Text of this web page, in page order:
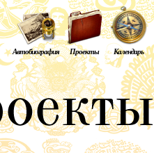
Автобиография Проекты Календарь